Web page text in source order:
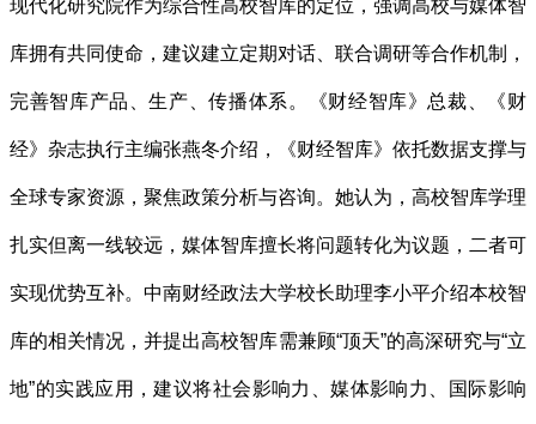
现代化研究院作为综合性高校智库的定位，强调高校与媒体智
库拥有共同使命，建议建立定期对话、联合调研等合作机制，
完善智库产品、生产、传播体系。《财经智库》总裁、《财
经》杂志执行主编张燕冬介绍，《财经智库》依托数据支撑与
全球专家资源，聚焦政策分析与咨询。她认为，高校智库学理
扎实但离一线较远，媒体智库擅长将问题转化为议题，二者可
实现优势互补。中南财经政法大学校长助理李小平介绍本校智
库的相关情况，并提出高校智库需兼顾“顶天”的高深研究与“立
地”的实践应用，建议将社会影响力、媒体影响力、国际影响